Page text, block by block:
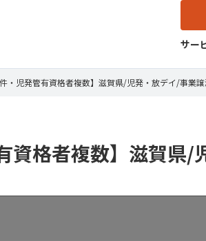
サー
件・児発管有資格者複数】滋賀県/児発・放デイ/事業
資格者複数】滋賀県